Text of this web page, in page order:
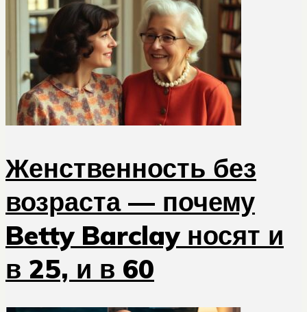
Женственность без
возраста — почему
Betty Barclay носят и
в 25, и в 60